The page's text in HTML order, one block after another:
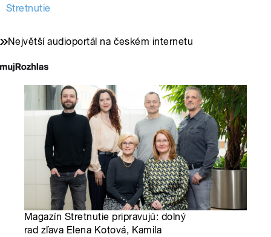
Stretnutie
Největší audioportál na českém internetu
Magazín Stretnutie pripravujú: dolný
rad zľava Elena Kotová, Kamila